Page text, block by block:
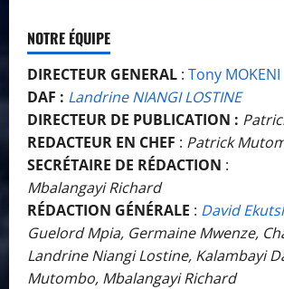
NOTRE ÉQUIPE
DIRECTEUR GENERAL : Tony MOKENI
DAF : Landrine NIANGI LOSTINE
DIRECTEUR DE PUBLICATION :
REDACTEUR EN CHEF : Patrick
SECRÉTAIRE DE RÉDACTION :
Mbalangayi Richard
RÉDACTION GÉNÉRALE : David
Guelord Mpia, Germaine Mwenze,
Landrine Niangi Lostine, Kalambayi
Mutombo, Mbalangayi Richard